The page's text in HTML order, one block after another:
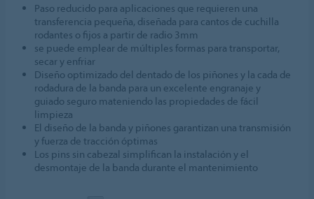
Paso reducido para aplicaciones que requieren una
transferencia pequeña, diseñada para cantos de cuchilla
rodantes o fijos a partir de radio 3mm
se puede emplear de múltiples formas para transportar,
secar y enfriar
Diseño optimizado del dentado de los piñones y la cada de
rodadura de la banda para un excelente engranaje y
guiado seguro mateniendo las propiedades de fácil
limpieza
El diseño de la banda y piñones garantizan una transmisión
y fuerza de tracción óptimas
Los pins sin cabezal simplifican la instalación y el
desmontaje de la banda durante el mantenimiento